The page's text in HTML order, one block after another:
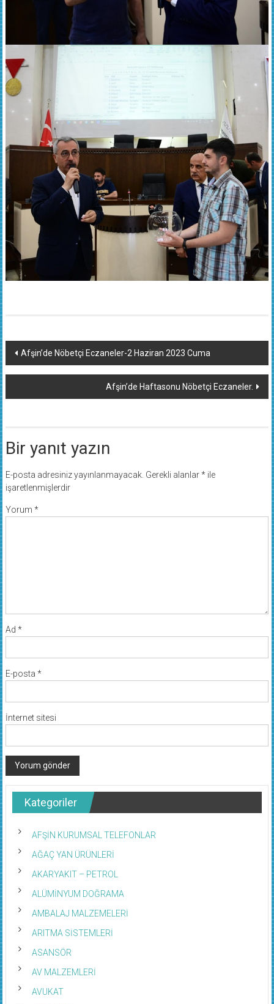
Yazı
dolaşımı
Afşin’de Nöbetçi Eczaneler-2 Haziran 2023 Cuma
Afşin’de Haftasonu Nöbetçi Eczaneler.
Bir yanıt yazın
E-posta adresiniz yayınlanmayacak. Gerekli alanlar*ile
işaretlenmişlerdir
Yorum *
Ad *
E-posta *
İnternet sitesi
Kategoriler
AFŞİN KURUMSAL TELEFONLAR
AĞAÇ YAN ÜRÜNLERİ
AKARYAKIT – PETROL
ALÜMİNYUM DOĞRAMA
AMBALAJ MALZEMELERİ
ARITMA SİSTEMLERİ
ASANSÖR
AV MALZEMLERİ
AVUKAT